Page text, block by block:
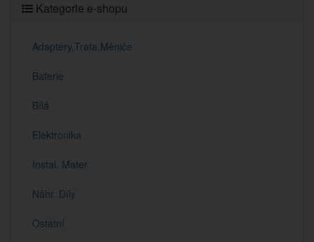
Kategorie e-shopu
Adaptéry,Trafa,Měniče
Baterie
Bílá
Elektronika
Instal. Mater
Náhr. Díly
Ostatní